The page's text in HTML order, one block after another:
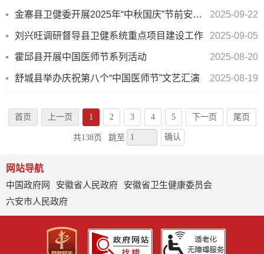
金寨县卫健委开展2025年“中秋国庆”节前安全生产督导评估工作 2025-09-22
刘兴旺调研督导县卫健系统重点项目建设工作 2025-09-05
霍邱县开展中国医师节系列活动 2025-08-20
舒城县举办庆祝第八个“中国医师节”文艺汇演 2025-08-19
首页 上一页 1 2 3 4 5 下一页 尾页
共138页 跳至 确认
网站导航
中国政府网
安徽省人民政府
安徽省卫生健康委员会
六安市人民政府